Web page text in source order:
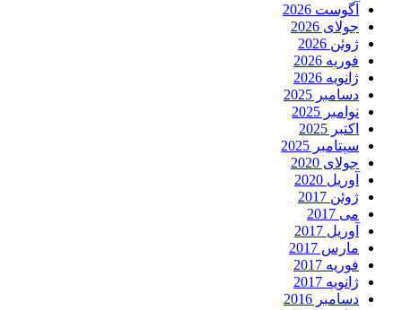
آگوست 2026
جولای 2026
ژوئن 2026
فوریه 2026
ژانویه 2026
دسامبر 2025
نوامبر 2025
اکتبر 2025
سپتامبر 2025
جولای 2020
آوریل 2020
ژوئن 2017
می 2017
آوریل 2017
مارس 2017
فوریه 2017
ژانویه 2017
دسامبر 2016